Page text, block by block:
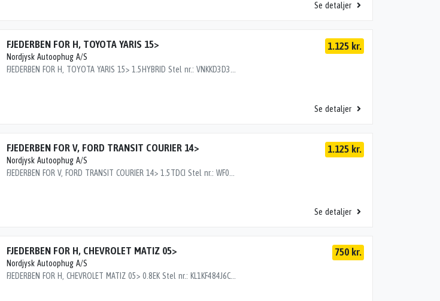
Se detaljer
FJEDERBEN FOR H, TOYOTA YARIS 15>
Nordjysk Autoophug A/S
FJEDERBEN FOR H, TOYOTA YARIS 15> 1.5HYBRID Stel nr.: VNKKD3D330A633242 Årgang: 2019 Del nr.: TM07005 Dito nr.: 82243602 Stamkort nr.: SF020 485100DE62 485100DE61 GL. NR. 73000 km
1.125 kr.
Se detaljer
FJEDERBEN FOR V, FORD TRANSIT COURIER 14>
Nordjysk Autoophug A/S
1.125 kr.
Se detaljer
FJEDERBEN FOR H, CHEVROLET MATIZ 05>
Nordjysk Autoophug A/S
750 kr.